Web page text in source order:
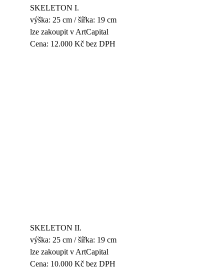
SKELETON I.
výška: 25 cm / šířka: 19 cm
lze zakoupit v ArtCapital
Cena: 12.000 Kč bez DPH
SKELETON II.
výška: 25 cm / šířka: 19 cm
lze zakoupit v ArtCapital
Cena: 10.000 Kč bez DPH